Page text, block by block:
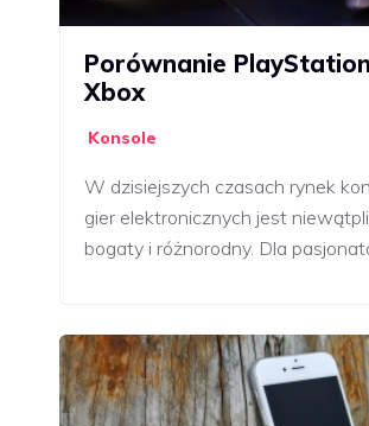
Porównanie
Xbox
Konsole
W dzisiejszych czasach rynek
gier elektronicznych jest
bogaty i różnorodny. Dla